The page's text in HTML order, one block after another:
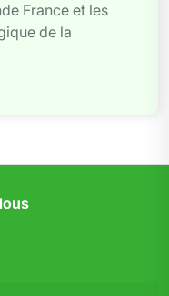
France et les
de la